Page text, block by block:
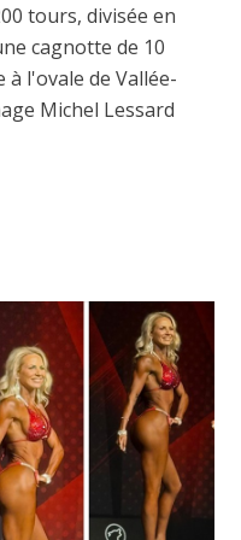
tours, divisée en
cagnotte de 10
à l'ovale de Vallée-
Michel Lessard